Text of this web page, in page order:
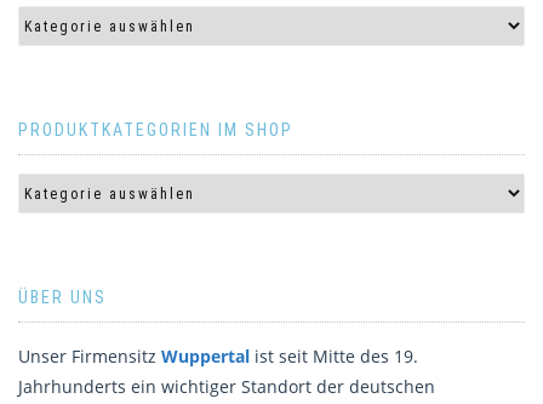
PRODUKTKATEGORIEN IM SHOP
ÜBER UNS
Unser Firmensitz Wuppertal ist seit Mitte des 19.
Jahrhunderts ein wichtiger Standort der deutschen